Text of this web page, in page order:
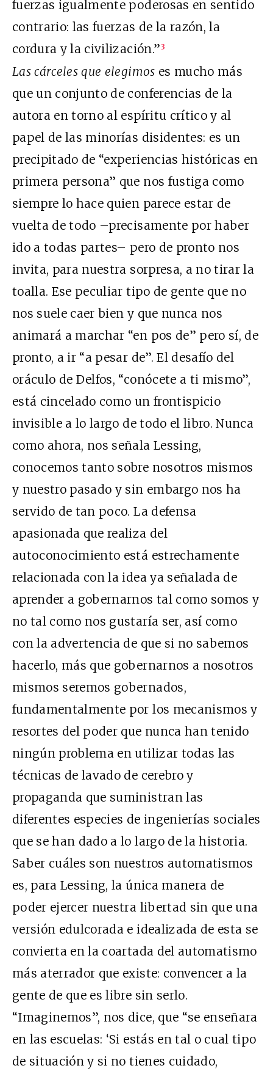
fuerzas igualmente poderosas en sentido
contrario: las fuerzas de la razón, la
cordura y la civilización.”3
Las cárceles que elegimos es mucho más
que un conjunto de conferencias de la
autora en torno al espíritu crítico y al
papel de las minorías disidentes: es un
precipitado de “experiencias históricas en
primera persona” que nos fustiga como
siempre lo hace quien parece estar de
vuelta de todo –precisamente por haber
ido a todas partes– pero de pronto nos
invita, para nuestra sorpresa, a no tirar la
toalla. Ese peculiar tipo de gente que no
nos suele caer bien y que nunca nos
animará a marchar “en pos de” pero sí, de
pronto, a ir “a pesar de”. El desafío del
oráculo de Delfos, “conócete a ti mismo”,
está cincelado como un frontispicio
invisible a lo largo de todo el libro. Nunca
como ahora, nos señala Lessing,
conocemos tanto sobre nosotros mismos
y nuestro pasado y sin embargo nos ha
servido de tan poco. La defensa
apasionada que realiza del
autoconocimiento está estrechamente
relacionada con la idea ya señalada de
aprender a gobernarnos tal como somos y
no tal como nos gustaría ser, así como
con la advertencia de que si no sabemos
hacerlo, más que gobernarnos a nosotros
mismos seremos gobernados,
fundamentalmente por los mecanismos y
resortes del poder que nunca han tenido
ningún problema en utilizar todas las
técnicas de lavado de cerebro y
propaganda que suministran las
diferentes especies de ingenierías sociales
que se han dado a lo largo de la historia.
Saber cuáles son nuestros automatismos
es, para Lessing, la única manera de
poder ejercer nuestra libertad sin que una
versión edulcorada e idealizada de esta se
convierta en la coartada del automatismo
más aterrador que existe: convencer a la
gente de que es libre sin serlo.
“Imaginemos”, nos dice, que “se enseñara
en las escuelas: ‘Si estás en tal o cual tipo
de situación y si no tienes cuidado,